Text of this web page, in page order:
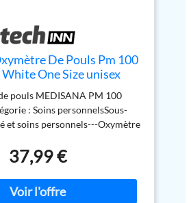
De Pouls Pm 100
One Size unisex
pouls MEDISANA PM 100
: Soins personnelsSous-
et soins personnels---Oxymètre
fiable pour le suivi de santé
le contrôle proactif de votre
avec l´oxymètre de pouls
PM 100 Connect. Un appareil
37,99 €